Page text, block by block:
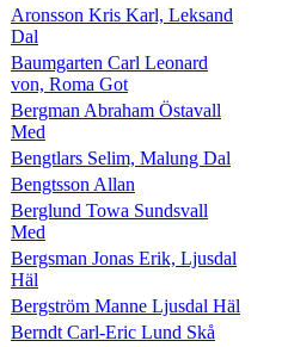
Aronsson Kris Karl, Leksand
Dal
Baumgarten Carl Leonard
von, Roma Got
Bergman Abraham Östavall
Med
Bengtlars Selim, Malung Dal
Bengtsson Allan
Berglund Towa Sundsvall
Med
Bergsman Jonas Erik, Ljusdal
Häl
Bergström Manne Ljusdal Häl
Berndt Carl-Eric Lund Skå